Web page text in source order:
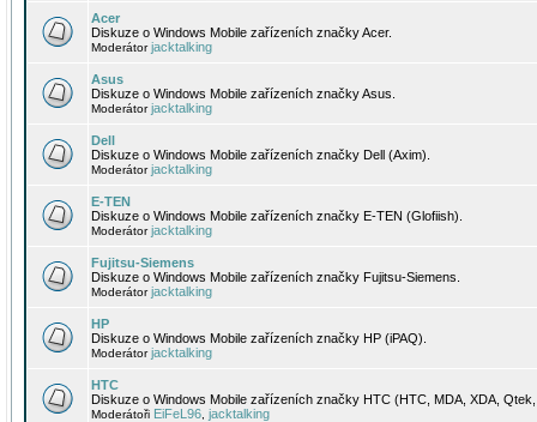
Acer
Diskuze o Windows Mobile zařízeních značky Acer.
Moderátorjacktalking
Asus
Diskuze o Windows Mobile zařízeních značky Asus.
Moderátorjacktalking
Dell
Diskuze o Windows Mobile zařízeních značky Dell (Axim).
Moderátorjacktalking
E-TEN
Diskuze o Windows Mobile zařízeních značky E-TEN (Glofiish).
Moderátorjacktalking
Fujitsu-Siemens
Diskuze o Windows Mobile zařízeních značky Fujitsu-Siemens.
Moderátorjacktalking
HP
Diskuze o Windows Mobile zařízeních značky HP (iPAQ).
Moderátorjacktalking
HTC
Diskuze o Windows Mobile zařízeních značky HTC (HTC, MDA, XDA,
Moderátoři EiFeL96 jacktalking